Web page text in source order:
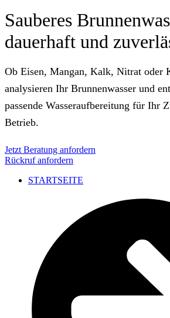
Sauberes
dauerhaft und
Ob Eisen, Mangan, Kalk, Nitrat oder
analysieren Ihr Brunnenwasser und
passende Wasseraufbereitung für Ihr
Betrieb.
Jetzt Beratung anfordern
Rückruf anfordern
STARTSEITE